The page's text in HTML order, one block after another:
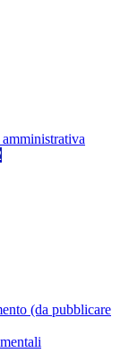
(da pubblicare